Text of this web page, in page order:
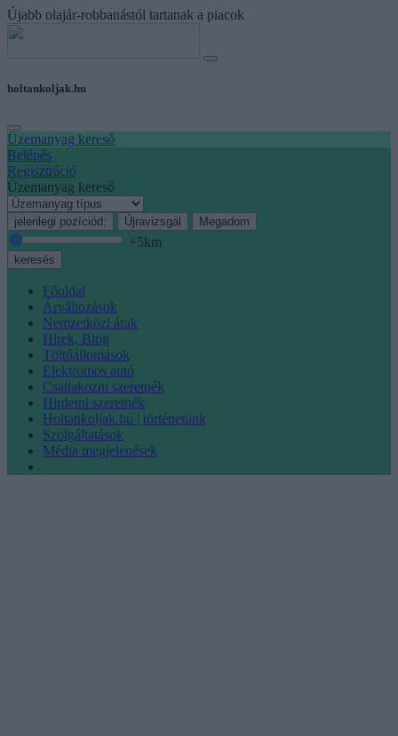
Újabb olajár-robbanástól tartanak a piacok
holtankoljak.hu
Üzemanyag kereső
Belépés
Regisztráció
Üzemanyag kereső
jelenlegi pozíciód: Újravizsgál Megadom
+5km
keresés
Főoldal
Árváltozások
Nemzetközi árak
Hírek, Blog
Töltőállomások
Elektromos autó
Csatlakozni szeretnék
Hirdetni szeretnék
Holtankoljak.hu | történetünk
Szolgáltatások
Média megjelenések